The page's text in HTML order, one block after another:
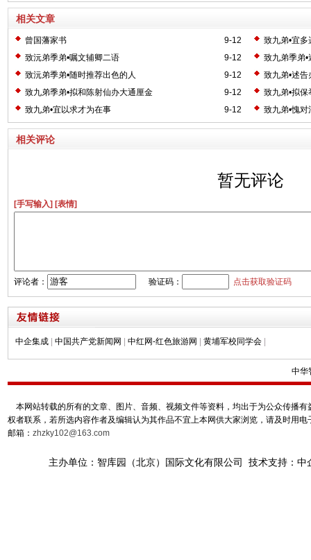
相关文章
9-12
曾国藩家书
致九弟•宜多
9-12
致沅弟季弟•嘱文辅卿二语
致九弟季弟
9-12
致沅弟季弟•随时推荐出色的人
致九弟•述
9-12
致九弟季弟•拟和陈射仙办大通厘金
致九弟•拟保
9-12
致九弟•宜以求才为在事 致九弟•愧对
相关评论
暂无评论
[手写输入] [表情]
评论者： 验证码： 点击获取验证码
中企集成 | 中国共产党新闻网 | 中红网-红色旅游网 | 黄埔军校同学会 |
中华
本网站转载的所有的文章、图片、音频、视频文件等资料，均出于为公众传播
权者联系，若所选内容作者及编辑认为其作品不宜上本网供大家浏览，请及时用
邮箱： zhzky102@163.com
主办单位：智库园（北京）国际文化有限公司 技术支持：